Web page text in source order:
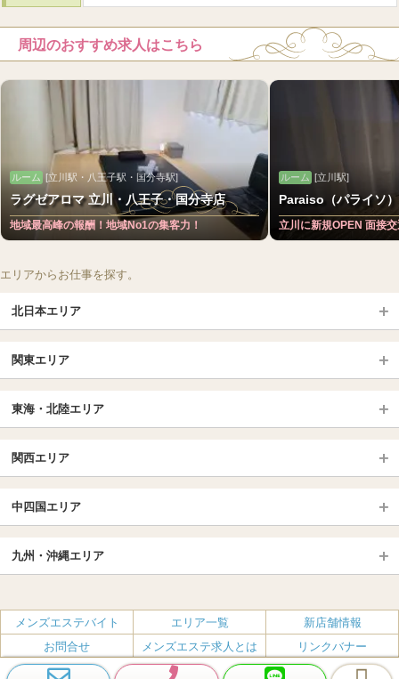
周辺のおすすめ求人はこちら
ルーム [立川駅・八王子駅・国分寺駅]
ラグゼアロマ 立川・八王子・国分寺店
地域最高峰の報酬！地域No1の集客力！
ルーム [立川駅]
Paraiso（パライソ）
立川に新規OPEN 面接
エリアからお仕事を探す。
北日本エリア
北海道（札幌・旭川・函館）
青森
岩手 (盛岡・北上)
福島 (いわき・郡山)
山形
長野・松本・上田
群馬（伊勢崎・高崎・前橋）
関東エリア
大宮・浦和・川口
越谷・春日部
千葉TOP
松戸・柏
池袋・大塚
新宿
恵比寿・目黒・自由が丘
赤坂・麻布・六本木
品川・五反田・蒲田
銀座・東京・新橋
東海・北陸エリア
愛知（名古屋）
岐阜県
北陸
名古屋TOP
丸の内・久屋・高岳
大須・上前津・鶴舞
新栄町・東新町
千種・今池・黒川・大曽根
金山・熱田
一宮・津島・小牧
関西エリア
京都駅・伏見区
烏丸御池駅
四条烏丸・河原町・祇園四条
三条・京都市役所前
大阪エリア
梅田・北新地
肥後橋・淀屋橋・北浜
南森町・天満・京橋
日本橋（大阪市）
中四国エリア
広島
岡山
香川（高松）
愛媛（松山）
徳島
高知
九州・沖縄エリア
福岡
佐賀
長崎
熊本
大分
メンズエステバイト エリア一覧
新店舗情報
お問合せ
メンズエステ求人とは
リンクバナー
プライバシーポリシー・利用規約
無料掲載 会社概要